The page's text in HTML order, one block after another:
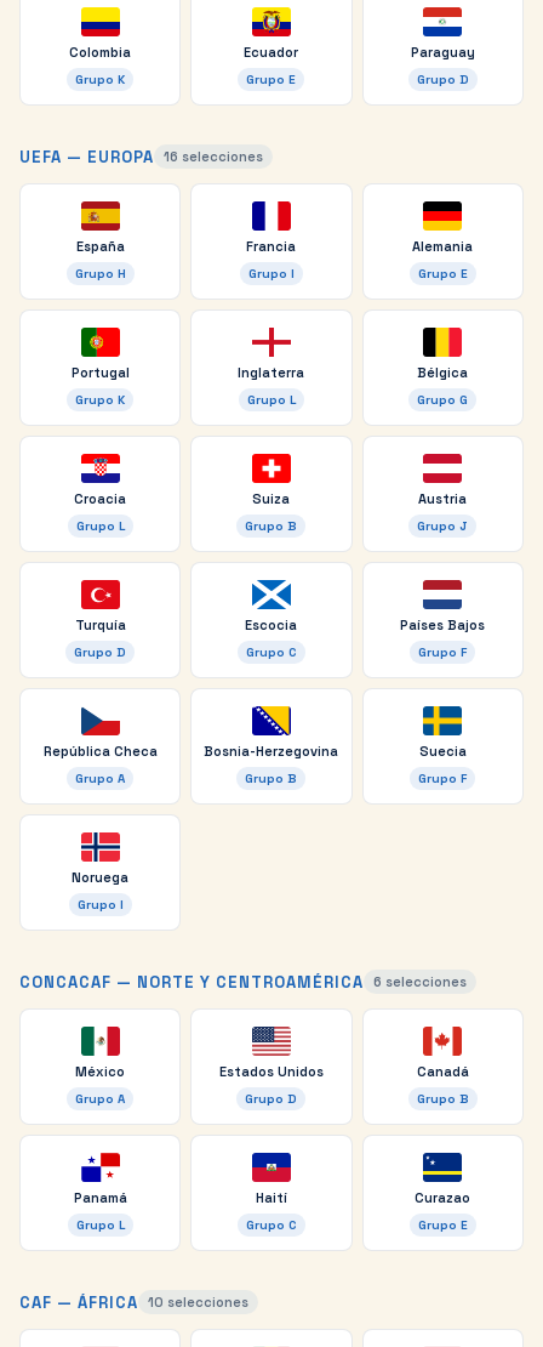
Colombia
GrupoK
Ecuador
GrupoE
Paraguay
Grupo D
UEFA — EUROPA 16 selecciones
España
Grupo H
Francia
Grupo I
Alemania
Grupo E
Portugal
GrupoK
Inglaterra
Grupo L
Bélgica
GrupoG
Croacia
Grupo L
Suiza
GrupoB
Austria
GrupoJ
Turquía
GrupoD
Escocia
Grupo C
Países Bajos
GrupoF
República Checa
GrupoA
Bosnia-Herzegovina
GrupoB
Suecia
GrupoF
Noruega
Grupo I
CONCACAF — NORTE Y CENTROAMÉRICA 6 selecciones
México
GrupoA
Estados Unidos
GrupoD
Canadá
Grupo B
Panamá
Grupo L
Haití
Grupo C
Curazao
Grupo E
CAF — ÁFRICA 10 selecciones